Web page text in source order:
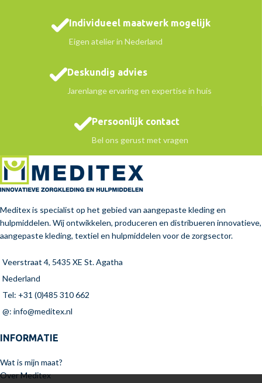
Individueel maatwerk mogelijk
Eigen atelier in Nederland
Deskundig advies
Jarenlange ervaring en expertise in huis
Persoonlijk contact
Bel ons gerust met vragen
Meditex is specialist op het gebied van aangepaste kleding en
hulpmiddelen. Wij ontwikkelen, produceren en distribueren innovatieve,
aangepaste kleding, textiel en hulpmiddelen voor de zorgsector.
Veerstraat 4, 5435 XE St. Agatha
Nederland
Tel: +31 (0)485 310 662
@: info@meditex.nl
INFORMATIE
Wat is mijn maat?
Over Meditex